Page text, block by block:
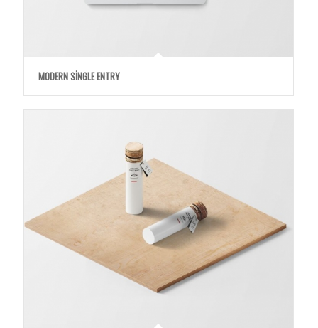
MODERN SINGLE ENTRY